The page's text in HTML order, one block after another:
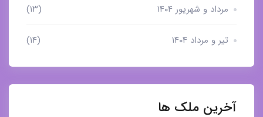
مرداد و شهریور ۱۴۰۴ (۱۳)
تیر و مرداد ۱۴۰۴ (۱۴)
آخرین ملک ها